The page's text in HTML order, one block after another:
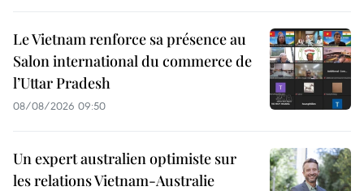
Le Vietnam renforce sa présence au
Salon international du commerce de
l’Uttar Pradesh
08/08/2026 09:50
Un expert australien optimiste sur
les relations Vietnam-Australie